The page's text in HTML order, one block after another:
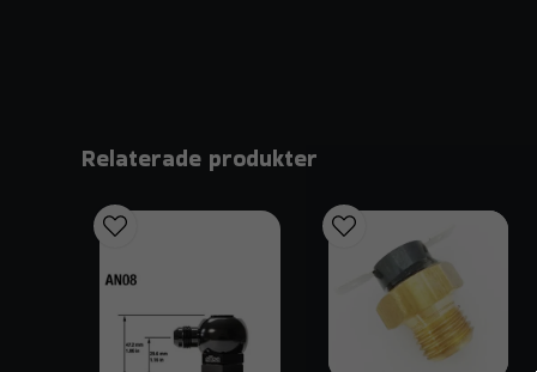
Relaterade produkter